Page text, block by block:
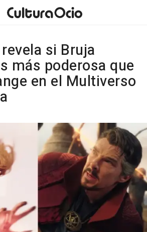
si Bruja
más poderosa que
en el Multiverso